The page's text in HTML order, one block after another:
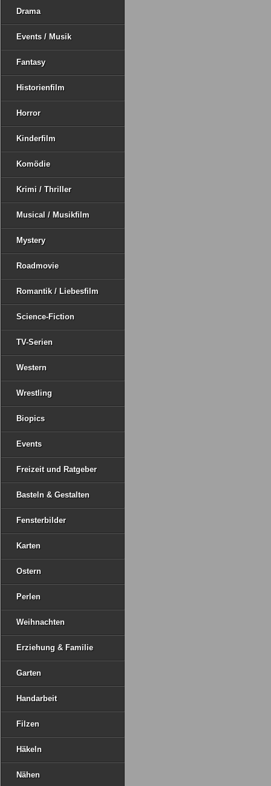
Drama
Events / Musik
Fantasy
Historienfilm
Horror
Kinderfilm
Komödie
Krimi / Thriller
Musical / Musikfilm
Mystery
Roadmovie
Romantik / Liebesfilm
Science-Fiction
TV-Serien
Western
Wrestling
Biopics
Events
Freizeit und Ratgeber
Basteln & Gestalten
Fensterbilder
Karten
Ostern
Perlen
Weihnachten
Erziehung & Familie
Garten
Handarbeit
Filzen
Häkeln
Nähen